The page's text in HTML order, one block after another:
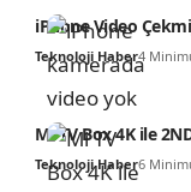
iPhone Video
Teknoloji Haber4
Mi TV Box 4K ile
Teknoloji Haber6